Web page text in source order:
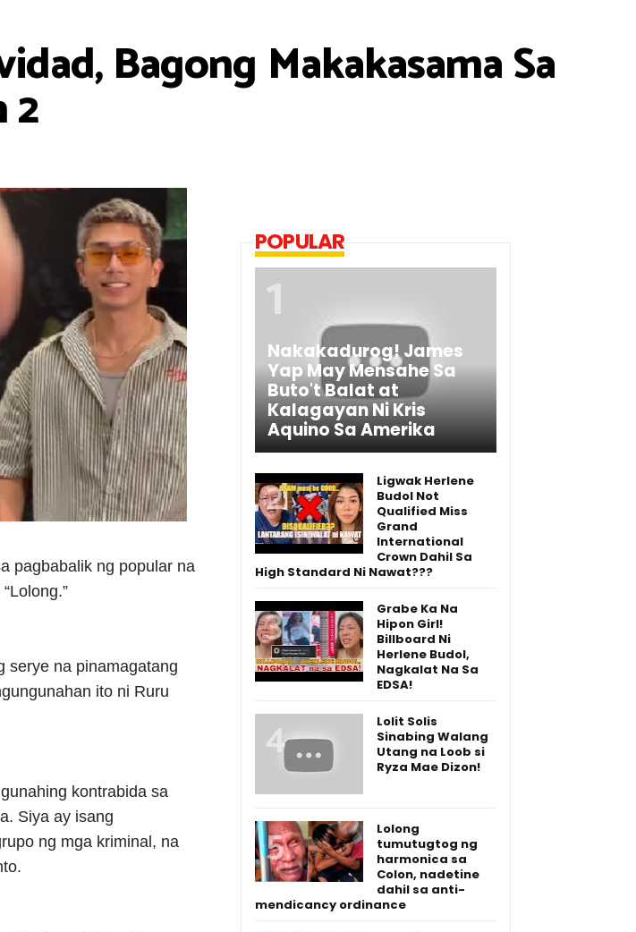
Bagong Makakasama Sa
2
pagbabalik ng popular na
serye na pinamagatang
ito ni Ruru
kontrabida sa
Siya ay isang
ng mga kriminal, na
POPULAR
Nakakadurog! James
Yap May Mensahe Sa
Buto't Balat at
Kalagayan Ni Kris
Aquino Sa Amerika
Ligwak Herlene
Budol Not
Qualified Miss
Grand
International
Crown Dahil Sa
High Standard Ni Nawat???
Grabe Ka Na
Hipon Girl!
Billboard Ni
Herlene Budol,
Nagkalat Na Sa
EDSA!
Lolit Solis
Sinabing Walang
Utang na Loob si
Ryza Mae Dizon!
Lolong
tumutugtog ng
harmonica sa
Colon, nadetine
dahil sa anti-
mendicancy ordinance